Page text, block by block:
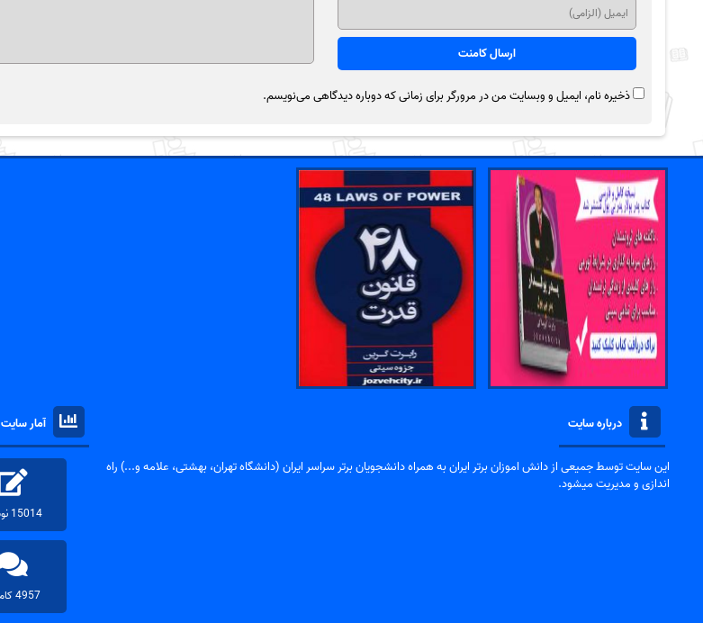
ذخیره نام، ایمیل و وبسایت من در مرورگر برای زمانی که دوباره دیدگاهی می‌نویسم.
درباره سایت
این سایت توسط جمیعی از دانش اموزان برتر ایران به همراه دانشجویان برتر سراسر ایران (دانشگاه تهران، بهشتی، علامه و...) راه
اندازی و مدیریت میشود.
آمار سایت
15014 نوشته
4957 کامنت